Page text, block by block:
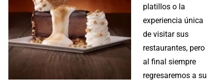
platillos o la
experiencia única
de visitar sus
restaurantes, pero
al final siempre
regresaremos a su